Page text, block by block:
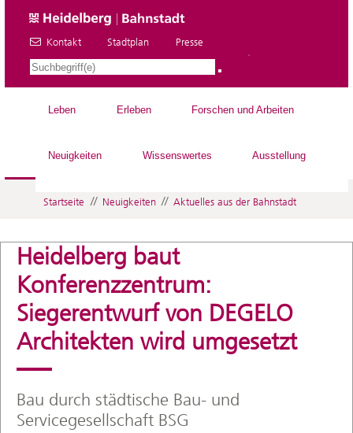
Kontakt Stadtplan Presse
Leben Erleben Forschen und Arbeiten
Neuigkeiten Wissenswertes Ausstellung
Startseite // Neuigkeiten // Aktuelles aus der Bahnstadt
Heidelberg baut
Konferenzzentrum:
Siegerentwurf von DEGELO
Architekten wird umgesetzt
Bau durch städtische Bau- und
Servicegesellschaft BSG